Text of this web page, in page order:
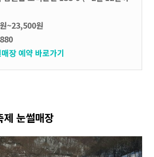
~23,500원
장 예약 바로가기
눈썰매장